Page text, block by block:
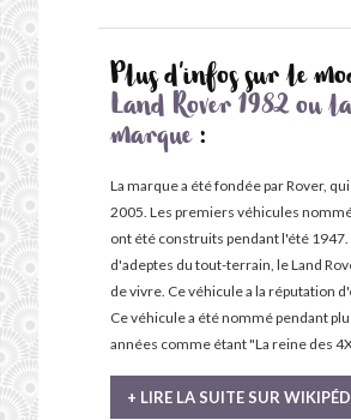
Plus d'infos sur le
Land Rover 1982 ou la
marque:
La marque a été fondée par Rover,
2005. Les premiers véhicules
ont été construits pendant l'été
d'adeptes du tout-terrain, le Land
de vivre. Ce véhicule a la réputation
Ce véhicule a été nommé pendant
années comme étant "La reine des
+ LIRE LA SUITE SUR